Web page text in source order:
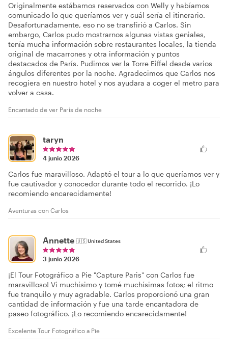
Originalmente estábamos reservados con Welly y habíamos
comunicado lo que queríamos ver y cuál sería el itinerario.
Desafortunadamente, eso no se transfirió a Carlos. Sin
embargo, Carlos pudo mostrarnos algunas vistas geniales,
tenía mucha información sobre restaurantes locales, la tienda
original de macarrones y otra información y puntos
destacados de París. Pudimos ver la Torre Eiffel desde varios
ángulos diferentes por la noche. Agradecimos que Carlos nos
recogiera en nuestro hotel y nos ayudara a coger el metro para
volver a casa.
Encantado de ver París de noche
taryn
4 junio 2026
Carlos fue maravilloso. Adaptó el tour a lo que queríamos ver y
fue cautivador y conocedor durante todo el recorrido. ¡Lo
recomiendo encarecidamente!
Aventuras con Carlos
Annette 🇺🇸United States
3 junio 2026
¡El Tour Fotográfico a Pie "Capture Paris" con Carlos fue
maravilloso! Vi muchísimo y tomé muchísimas fotos; el ritmo
fue tranquilo y muy agradable. Carlos proporcionó una gran
cantidad de información y fue una tarde encantadora de
paseo fotográfico. ¡Lo recomiendo encarecidamente!
Excelente Tour Fotográfico a Pie